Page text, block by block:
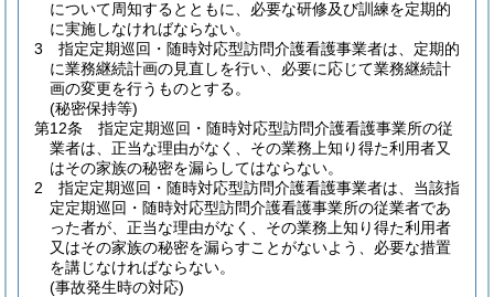
について周知するとともに、必要な研修及び訓練を定期的
に実施しなければならない。
3
指定定期巡回・随時対応型訪問介護看護事業者は、定期的
に業務継続計画の見直しを行い、必要に応じて業務継続計
画の変更を行うものとする。
(秘密保持等)
第12条
指定定期巡回・随時対応型訪問介護看護事業所の従
業者は、正当な理由がなく、その業務上知り得た利用者又
はその家族の秘密を漏らしてはならない。
2
指定定期巡回・随時対応型訪問介護看護事業者は、当該指
定定期巡回・随時対応型訪問介護看護事業所の従業者であ
った者が、正当な理由がなく、その業務上知り得た利用者
又はその家族の秘密を漏らすことがないよう、必要な措置
を講じなければならない。
(事故発生時の対応)